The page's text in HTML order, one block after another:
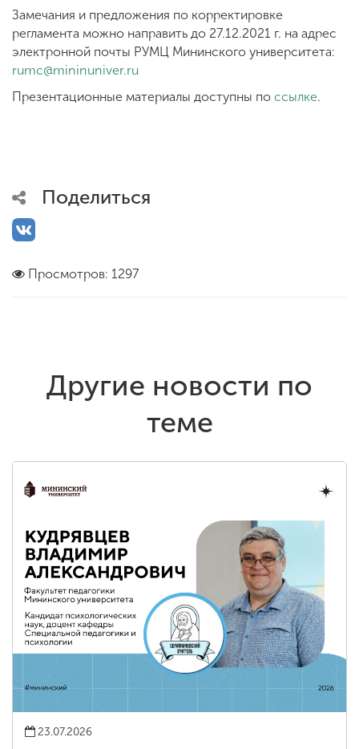
Замечания и предложения по корректировке
регламента можно направить до 27.12.2021 г. на адрес
электронной почты РУМЦ Мининского университета:
rumc@mininuniver.ru
Презентационные материалы доступны по ссылке.
Поделиться
Просмотров: 1297
Другие новости по
теме
23.07.2026